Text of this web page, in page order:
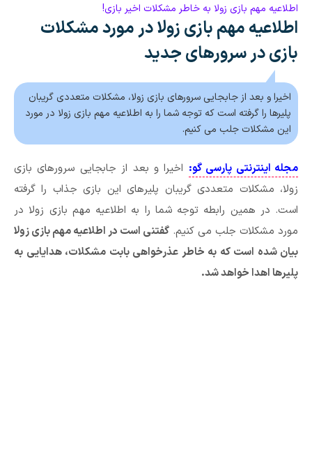
اطلاعیه مهم بازی زولا به خاطر مشکلات اخیر بازی!
اطلاعیه مهم بازی زولا در مورد مشکلات
بازی در سرورهای جدید
اخیرا و بعد از جابجایی سرورهای بازی زولا، مشکلات متعددی گریبان
پلیرها را گرفته است که توجه شما را به اطلاعیه مهم بازی زولا در مورد
این مشکلات جلب می کنیم.
مجله اینترنتی پارسی گو: اخیرا و بعد از جابجایی سرورهای بازی
زولا، مشکلات متعددی گریبان پلیرهای این بازی جذاب را گرفته
است. در همین رابطه توجه شما را به اطلاعیه مهم بازی زولا در
مورد مشکلات جلب می کنیم. گفتنی است در اطلاعیه مهم بازی زولا
بیان شده است که به خاطر عذرخواهی بابت مشکلات، هدایایی به
پلیرها اهدا خواهد شد.